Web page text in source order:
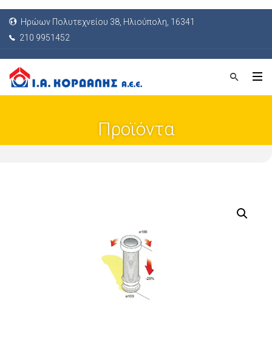
Ηρώων Πολυτεχνείου 38, Ηλιούπολη, 16341
210 9951452
Προϊόντα